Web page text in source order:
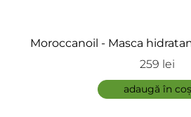
Moroccanoil - Masca
sau blond - Weightless
259 lei
adaugă în coș